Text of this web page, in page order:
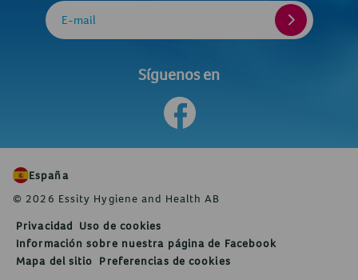
E-mail
Síguenos en
España
© 2026 Essity Hygiene and Health AB
Privacidad Uso de cookies
Información sobre nuestra página de Facebook
Mapa del sitio Preferencias de cookies